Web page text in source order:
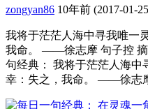
zongyan86 10年前 (2017-01-
我将于茫茫人海中寻我唯一
我命。 ——徐志摩 句子控 摘
句经典： 我将于茫茫人海中
幸：失之，我命。 ——徐志